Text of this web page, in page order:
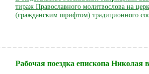
тираж Православного молитвослова на
(гражданским шрифтом) традиционного
Рабочая поездка епископа Николая